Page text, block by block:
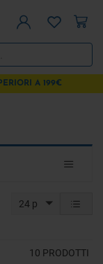
A 199€
Toggle
24 p
10 PRODOTTI